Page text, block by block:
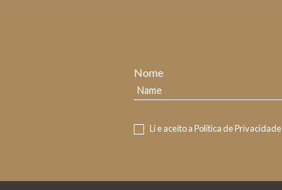
Nome
Li e aceito aPolítica de Privacidade